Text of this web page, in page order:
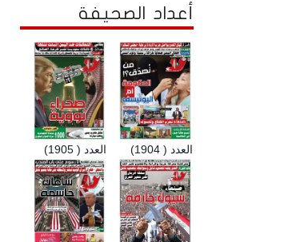
أعداد الصحيفة
العدد ( 1905) العدد ( 1904)